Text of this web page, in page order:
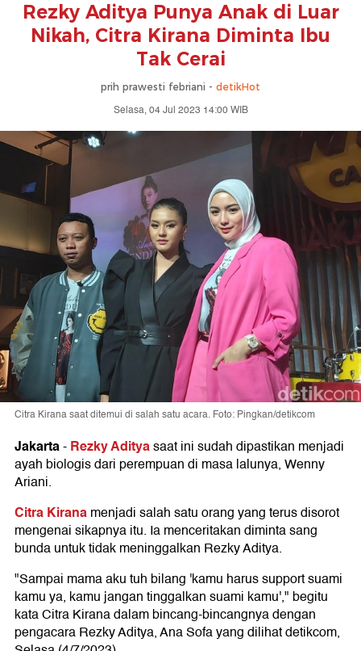
Rezky Aditya Punya Anak di Luar
Nikah, Citra Kirana Diminta Ibu
Tak Cerai
prih prawesti febriani - detikHot
Selasa, 04 Jul 2023 14:00 WIB
Citra Kirana saat ditemui di salah satu acara. Foto: Pingkan/detikcom
Jakarta-Rezky Adityasaat ini sudah dipastikan menjadi
ayah biologis dari perempuan di masa lalunya, Wenny
Ariani.
Citra Kiranamenjadi salah satu orang yang terus disorot
mengenai sikapnya itu. Ia menceritakan diminta sang
bunda untuk tidak meninggalkan Rezky Aditya.
"Sampai mama aku tuh bilang 'kamu harus support suami
kamu ya, kamu jangan tinggalkan suami kamu'," begitu
kata Citra Kirana dalam bincang-bincangnya dengan
pengacara Rezky Aditya, Ana Sofa yang dilihat detikcom,